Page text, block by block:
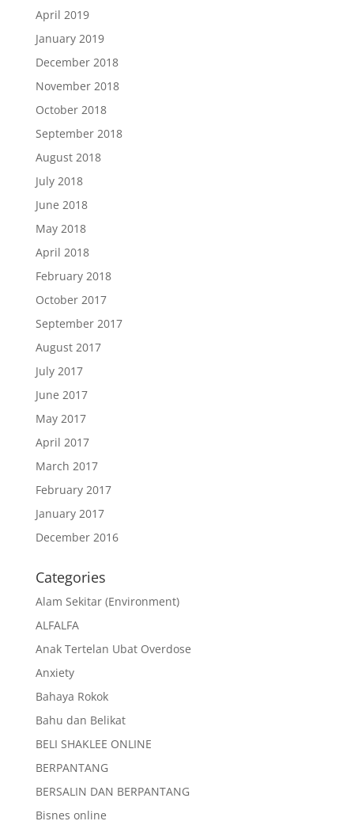
April 2019
January 2019
December 2018
November 2018
October 2018
September 2018
August 2018
July 2018
June 2018
May 2018
April 2018
February 2018
October 2017
September 2017
August 2017
July 2017
June 2017
May 2017
April 2017
March 2017
February 2017
January 2017
December 2016
Categories
Alam Sekitar (Environment)
ALFALFA
Anak Tertelan Ubat Overdose
Anxiety
Bahaya Rokok
Bahu dan Belikat
BELI SHAKLEE ONLINE
BERPANTANG
BERSALIN DAN BERPANTANG
Bisnes online